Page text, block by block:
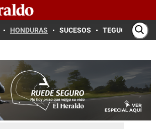
HONDURAS SUCESOS TEGUCIGALPA